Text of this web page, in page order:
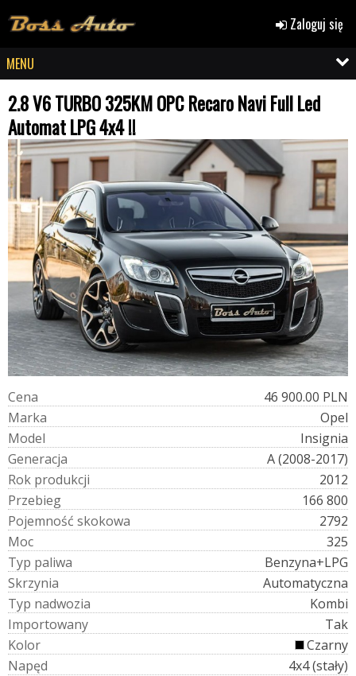
Zaloguj się
MENU
2.8 V6 TURBO 325KM OPC Recaro Navi Full Led
Automat LPG 4x4 !!
Cena
46 900.00 PLN
Marka
Opel
Model
Insignia
Generacja
A (2008-2017)
Rok produkcji
2012
Przebieg
166 800
Pojemność skokowa
2792
Moc
325
Typ paliwa
Benzyna+LPG
Skrzynia
Automatyczna
Typ nadwozia
Kombi
Importowany
Tak
Kolor
Czarny
Napęd
4x4 (stały)